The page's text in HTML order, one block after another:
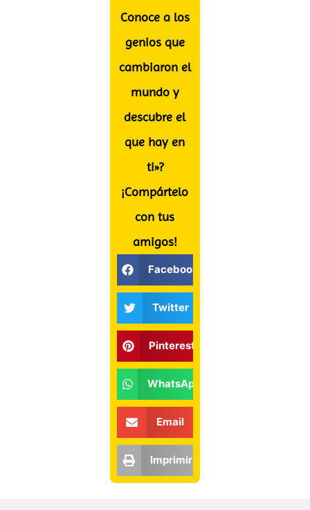
Conoce a los
genios que
cambiaron el
mundo y
descubre el
que hay en
ti»?
¡Compártelo
con tus
amigos!
Facebook
Twitter
Pinterest
WhatsApp
Email
Imprimir